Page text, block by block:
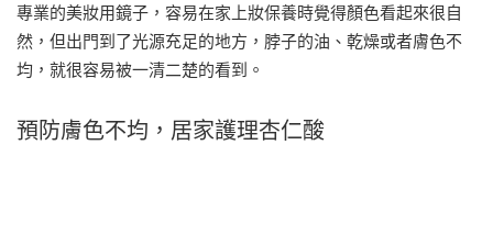
專業的美妝用鏡子，容易在家上妝保養時覺得顏色看起來很自
然，但出門到了光源充足的地方，脖子的油、乾燥或者膚色不
均，就很容易被一清二楚的看到。
預防膚色不均，居家護理杏仁酸